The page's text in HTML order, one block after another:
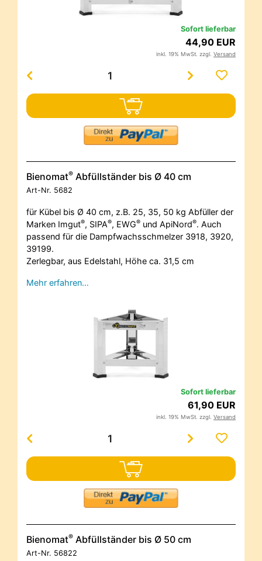
Sofort lieferbar
44,90 EUR
inkl. 19% MwSt. zzgl. Versand
Bienomat® Abfüllständer bis Ø 40 cm
Art-Nr. 5682
für Kübel bis Ø 40 cm, z.B. 25, 35, 50 kg Abfüller der
Marken Imgut®, SIPA®, EWG® und ApiNord®. Auch
passend für die Dampfwachsschmelzer 3918, 3920,
39199.
Zerlegbar, aus Edelstahl, Höhe ca. 31,5 cm
Mehr erfahren…
Sofort lieferbar
61,90 EUR
inkl. 19% MwSt. zzgl. Versand
Bienomat® Abfüllständer bis Ø 50 cm
Art-Nr. 56822